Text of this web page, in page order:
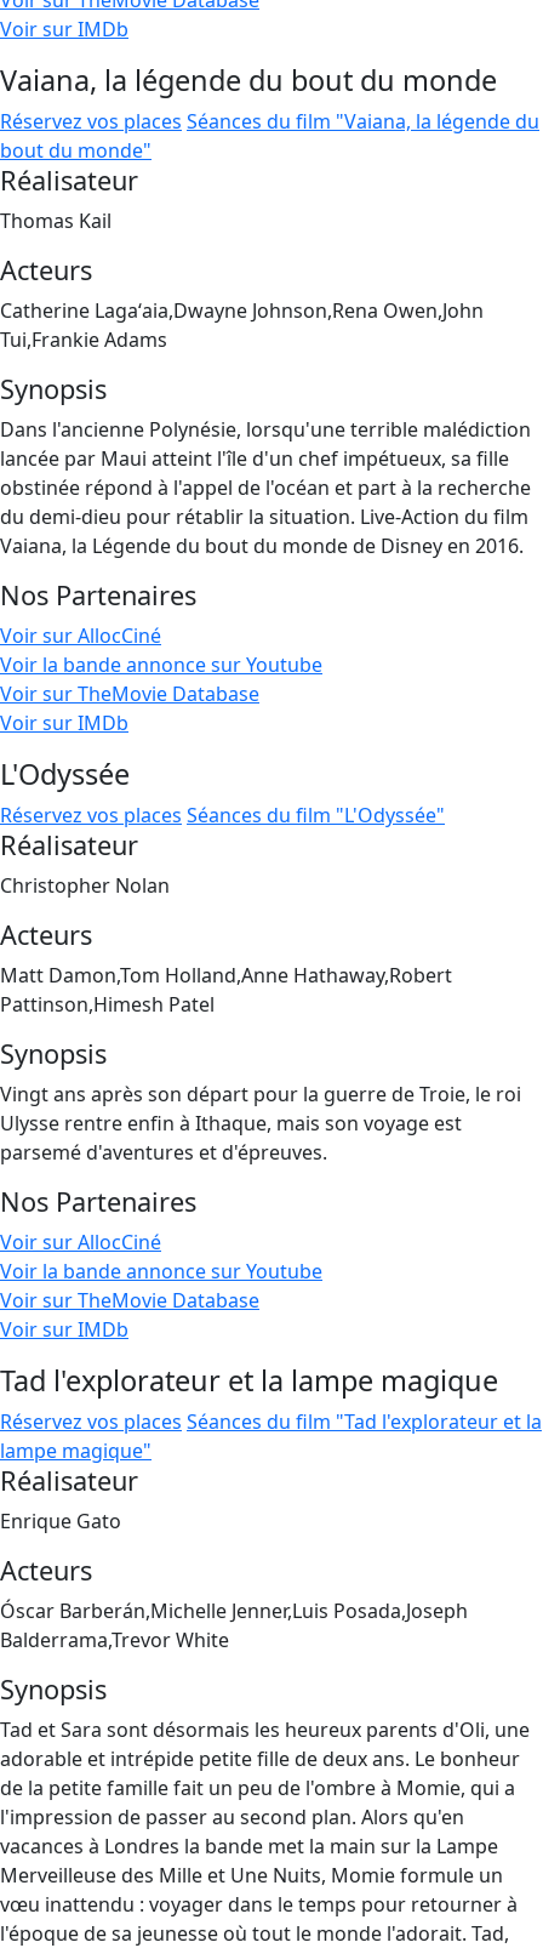
Voir sur IMDb
Vaiana, la légende du bout du monde
Réservez vos places Séances du film "Vaiana, la légende du
bout du monde"
Réalisateur
Thomas Kail
Acteurs
Catherine Lagaʻaia,Dwayne Johnson,Rena Owen,John
Tui,Frankie Adams
Synopsis
Dans l'ancienne Polynésie, lorsqu'une terrible malédiction
lancée par Maui atteint l'île d'un chef impétueux, sa fille
obstinée répond à l'appel de l'océan et part à la recherche
du demi-dieu pour rétablir la situation. Live-Action du film
Vaiana, la Légende du bout du monde de Disney en 2016.
Nos Partenaires
Voir sur AllocCiné
Voir la bande annonce sur Youtube
Voir sur TheMovie Database
Voir sur IMDb
L'Odyssée
Réservez vos places Séances du film "L'Odyssée"
Réalisateur
Christopher Nolan
Acteurs
Matt Damon,Tom Holland,Anne Hathaway,Robert
Pattinson,Himesh Patel
Synopsis
Vingt ans après son départ pour la guerre de Troie, le roi
Ulysse rentre enfin à Ithaque, mais son voyage est
parsemé d'aventures et d'épreuves.
Nos Partenaires
Voir sur AllocCiné
Voir la bande annonce sur Youtube
Voir sur TheMovie Database
Voir sur IMDb
Tad l'explorateur et la lampe magique
Réservez vos places Séances du film "Tad l'explorateur et la
lampe magique"
Réalisateur
Enrique Gato
Acteurs
Óscar Barberán,Michelle Jenner,Luis Posada,Joseph
Balderrama,Trevor White
Synopsis
Tad et Sara sont désormais les heureux parents d'Oli, une
adorable et intrépide petite fille de deux ans. Le bonheur
de la petite famille fait un peu de l'ombre à Momie, qui a
l'impression de passer au second plan. Alors qu'en
vacances à Londres la bande met la main sur la Lampe
Merveilleuse des Mille et Une Nuits, Momie formule un
vœu inattendu : voyager dans le temps pour retourner à
l'époque de sa jeunesse où tout le monde l'adorait. Tad,